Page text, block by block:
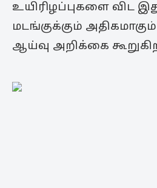
உயிரிழப்புகளை விட
மடங்குக்கும்
ஆய்வு அறிக்கை